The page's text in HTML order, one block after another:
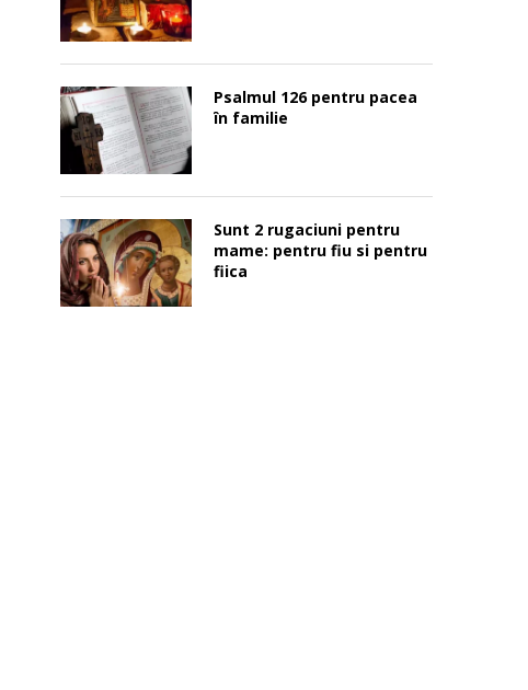
Psalmul 126 pentru pacea
în familie
Sunt 2 rugaciuni pentru
mame: pentru fiu si pentru
fiica